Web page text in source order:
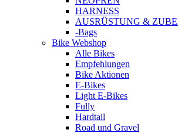
HARNESS
AUSRÜSTUNG &
-Bags
Bike Webshop
Alle Bikes
Empfehlungen
Bike Aktionen
E-Bikes
Light E-Bikes
Fully
Hardtail
Road und Gravel